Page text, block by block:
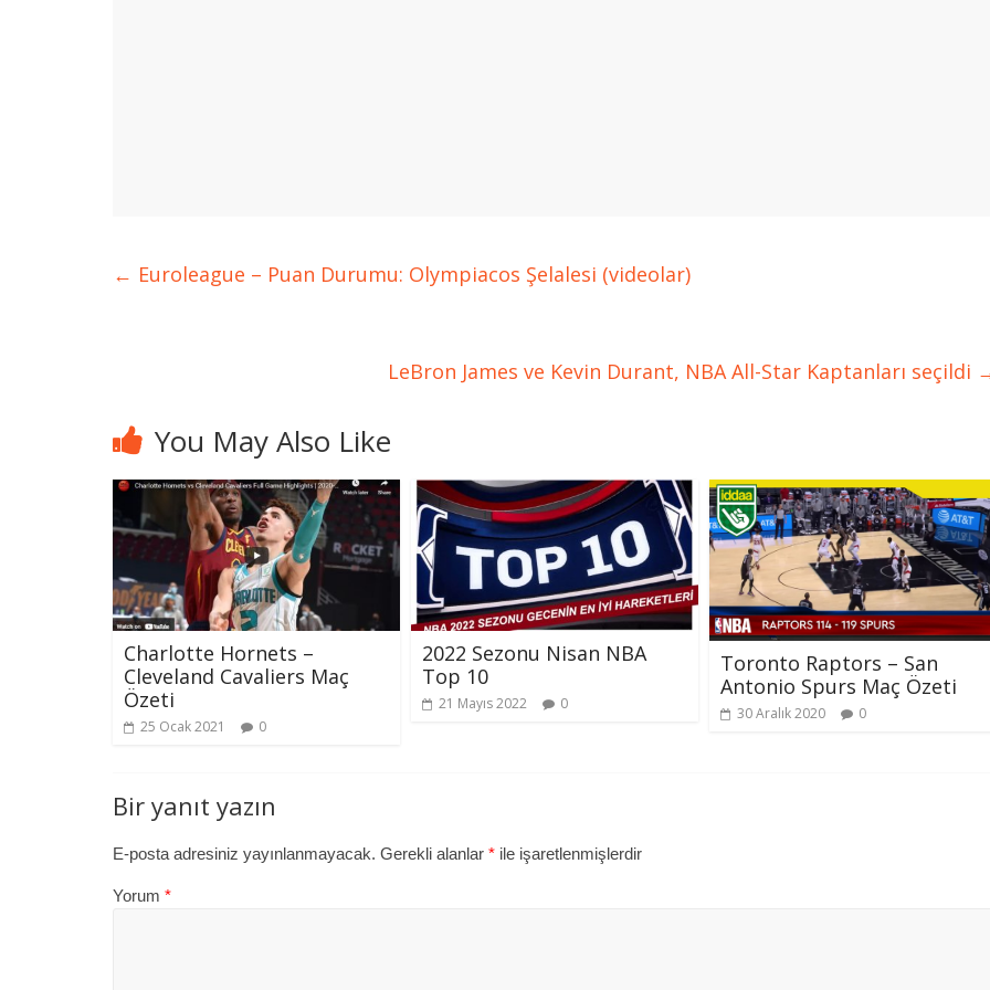
← Euroleague – Puan Durumu: Olympiacos Şelalesi (videolar)
LeBron James ve Kevin Durant, NBA All-Star Kaptanları seçildi
You May Also Like
Charlotte Hornets –
Cleveland Cavaliers Maç
Özeti
25 Ocak 2021 0
2022 Sezonu Nisan NBA
Top 10
21 Mayıs 2022 0
Toronto Raptors – San
Antonio Spurs Maç Özeti
30 Aralık 2020 0
Bir yanıt yazın
E-posta adresiniz yayınlanmayacak. Gerekli alanlar * ile işaretlenmişlerdir
Yorum *